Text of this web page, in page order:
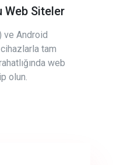
Web Siteler
ve Android
tam
web
olun.